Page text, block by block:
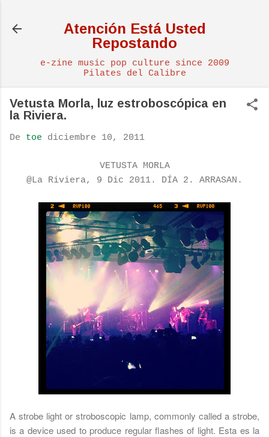
Atención Está Usted
Repostando
e-zine music pop culture since 2009
Pilates del Calibre
Vetusta Morla, luz estroboscópica en
la Riviera.
De toe diciembre 10, 2011
VETUSTA MORLA
@La Riviera, 9 Dic 2011. DÍA 2. ARRASAN.
A strobe light or stroboscopic lamp, commonly called a strobe,
is a device used to produce regular flashes of light. Esta es la